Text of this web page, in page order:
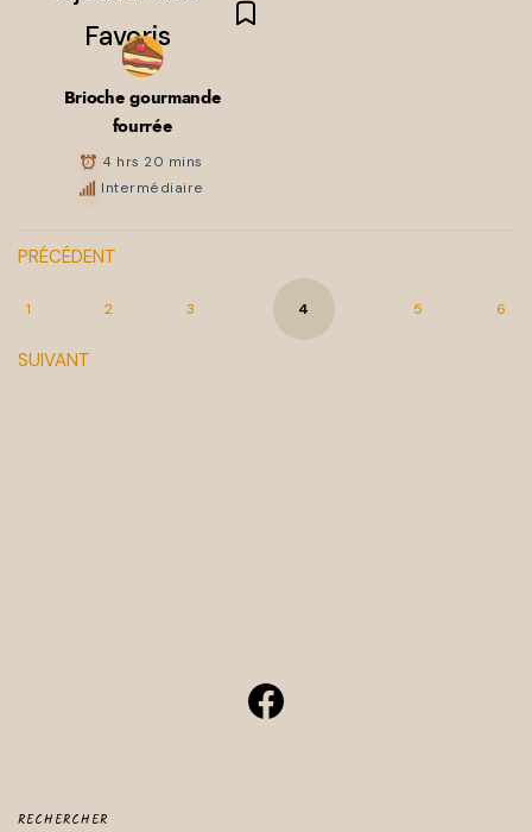
Brioche gourmande
fourrée
4 hrs 20 mins
Intermédiaire
PRÉCÉDENT
1 2 3 4 5 6
SUIVANT
Facebook
RECHERCHER